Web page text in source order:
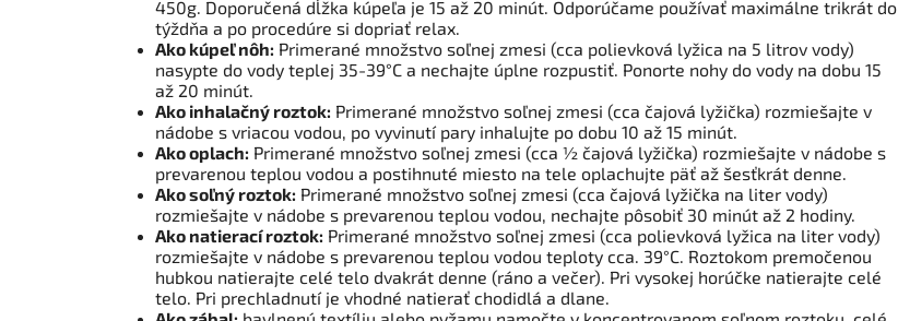
450g. Doporučená dĺžka kúpeľa je 15 až 20 minút. Odporúčame používať maximálne trikrát do
týždňa a po procedúre si dopriať relax.
Ako kúpeľ nôh: Primerané množstvo soľnej zmesi (cca polievková lyžica na 5 litrov vody)
nasypte do vody teplej 35-39°C a nechajte úplne rozpustiť. Ponorte nohy do vody na dobu 15
až 20 minút.
Ako inhalačný roztok: Primerané množstvo soľnej zmesi (cca čajová lyžička) rozmiešajte v
nádobe s vriacou vodou, po vyvinutí pary inhalujte po dobu 10 až 15 minút.
Ako oplach: Primerané množstvo soľnej zmesi (cca ½ čajová lyžička) rozmiešajte v nádobe s
prevarenou teplou vodou a postihnuté miesto na tele oplachujte päť až šesťkrát denne.
Ako soľný roztok: Primerané množstvo soľnej zmesi (cca čajová lyžička na liter vody)
rozmiešajte v nádobe s prevarenou teplou vodou, nechajte pôsobiť 30 minút až 2 hodiny.
Ako natierací roztok: Primerané množstvo soľnej zmesi (cca polievková lyžica na liter vody)
rozmiešajte v nádobe s prevarenou teplou vodou teploty cca. 39°C. Roztokom premočenou
hubkou natierajte celé telo dvakrát denne (ráno a večer). Pri vysokej horúčke natierajte celé
telo. Pri prechladnutí je vhodné natierať chodidlá a dlane.